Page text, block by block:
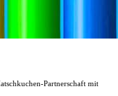
Partnerschaft mit